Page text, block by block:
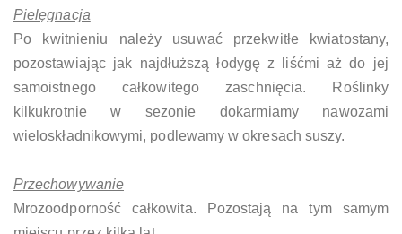
Pielęgnacja
Po kwitnieniu należy usuwać przekwitłe kwiatostany,
pozostawiając jak najdłuższą łodygę z liśćmi aż do jej
samoistnego całkowitego zaschnięcia. Roślinky
kilkukrotnie w sezonie dokarmiamy nawozami
wieloskładnikowymi, podlewamy w okresach suszy.
Przechowywanie
Mrozoodporność całkowita. Pozostają na tym samym